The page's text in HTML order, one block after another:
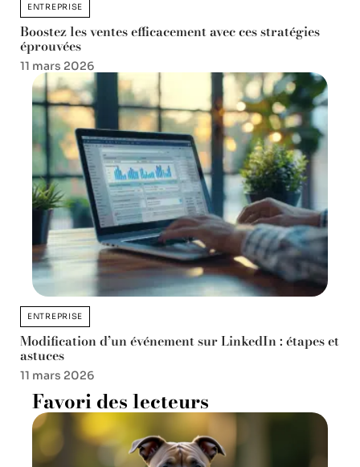
ENTREPRISE
Boostez les ventes efficacement avec ces stratégies
éprouvées
11 mars 2026
ENTREPRISE
Modification d’un événement sur LinkedIn : étapes et
astuces
11 mars 2026
Favori des lecteurs